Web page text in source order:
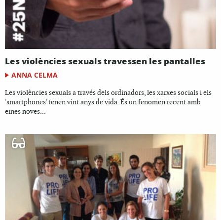
Les violències sexuals travessen les pantalles
ANNA CELMA
Les violències sexuals a través dels ordinadors, les xarxes socials i els
'smartphones' tenen vint anys de vida. És un fenomen recent amb
eines noves...